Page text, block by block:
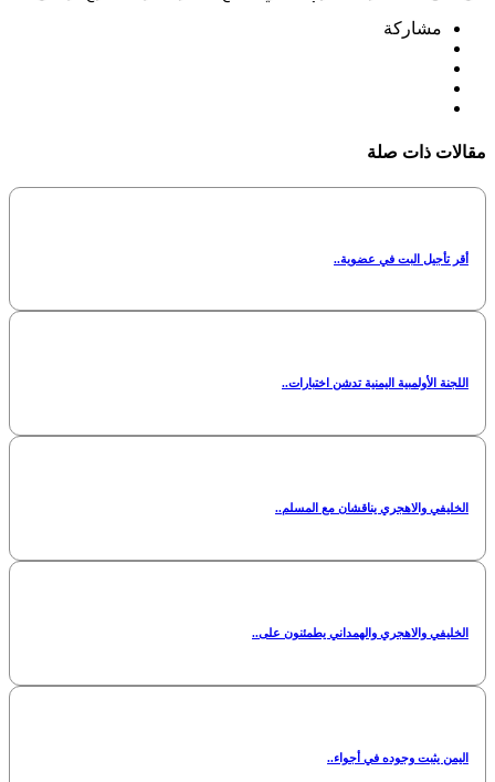
مشاركة
مقالات ذات صلة
أقر تأجيل البت في عضوية..
اللجنة الأولمبية اليمنية تدشن اختبارات..
الخليفي والاهجري يناقشان مع المسلم..
الخليفي والاهجري والهمداني يطمئنون على..
اليمن يثبت وجوده في أجواء..